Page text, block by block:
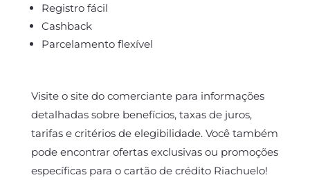
Registro fácil
Cashback
Parcelamento flexível
Visite o site do comerciante para informações
detalhadas sobre benefícios, taxas de juros,
tarifas e critérios de elegibilidade. Você também
pode encontrar ofertas exclusivas ou promoções
específicas para o cartão de crédito Riachuelo!